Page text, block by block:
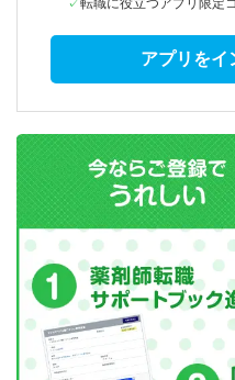
転職に役立つアプリ限定
アプリをイ